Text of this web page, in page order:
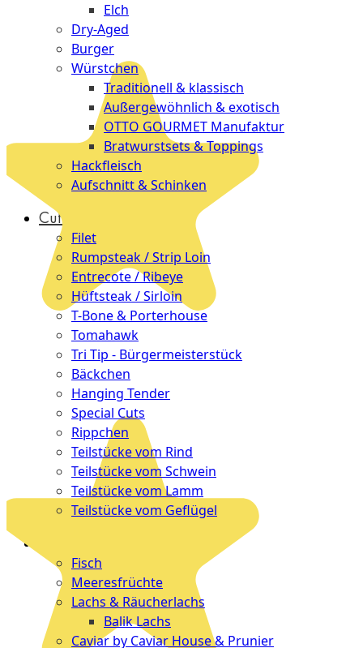
Elch
Dry-Aged
Burger
Würstchen
Traditionell & klassisch
Außergewöhnlich & exotisch
OTTO GOURMET Manufaktur
Bratwurstsets & Toppings
Hackfleisch
Aufschnitt & Schinken
Cuts
Filet
Rumpsteak / Strip Loin
Entrecote / Ribeye
Hüftsteak / Sirloin
T-Bone & Porterhouse
Tomahawk
Tri Tip - Bürgermeisterstück
Bäckchen
Hanging Tender
Special Cuts
Rippchen
Teilstücke vom Rind
Teilstücke vom Schwein
Teilstücke vom Lamm
Teilstücke vom Geflügel
Fisch
Meeresfrüchte
Lachs & Räucherlachs
Balik Lachs
Caviar by Caviar House & Prunier